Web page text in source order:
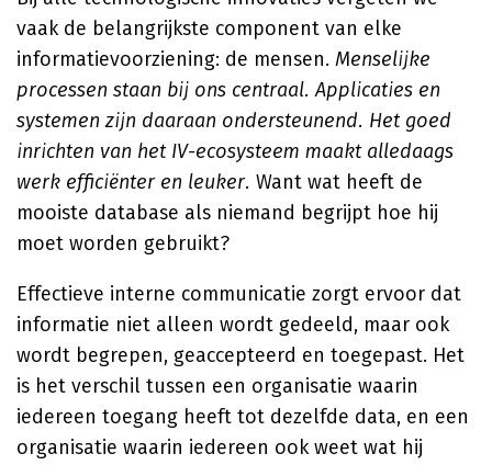
vaak de belangrijkste component van elke
informatievoorziening: de mensen. Menselijke
processen staan bij ons centraal. Applicaties en
systemen zijn daaraan ondersteunend. Het goed
inrichten van het IV-ecosysteem maakt alledaags
werk efficiënter en leuker. Want wat heeft de
mooiste database als niemand begrijpt hoe hij
moet worden gebruikt?
Effectieve interne communicatie zorgt ervoor dat
informatie niet alleen wordt gedeeld, maar ook
wordt begrepen, geaccepteerd en toegepast. Het
is het verschil tussen een organisatie waarin
iedereen toegang heeft tot dezelfde data, en een
organisatie waarin iedereen ook weet wat hij